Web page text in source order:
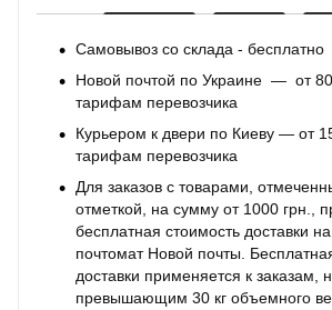
Самовывоз со склада - бесплатно
Новой почтой по Украине — от
тарифам перевозчика
Курьером к двери по Киеву — от
тарифам перевозчика
Для заказов с товарами,
отметкой, на сумму от 1000 грн.,
бесплатная стоимость доставки
почтомат Новой почты.
доставки применяется к заказам,
превышающим 30 кг объемного